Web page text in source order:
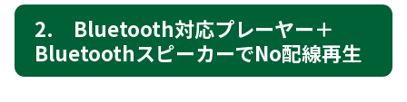
2. Bluetooth対応プレーヤー＋
BluetoothスピーカーでNo配線再生